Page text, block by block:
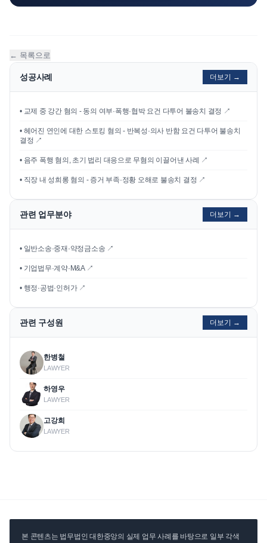
← 목록으로
성공사례 더보기 →
• 교제 중 강간 혐의 - 동의 여부·폭행·협박 요건 다투어 불송치 결정 ↗
• 헤어진 연인에 대한 스토킹 혐의 - 반복성·의사 반함 요건 다투어 불송치
결정 ↗
• 음주 폭행 혐의, 초기 법리 대응으로 무혐의 이끌어낸 사례 ↗
• 직장 내 성희롱 혐의 - 증거 부족·정황 오해로 불송치 결정 ↗
관련 업무분야 더보기 →
• 일반소송·중재·약정금소송 ↗
• 기업법무·계약·M&A ↗
• 행정·공법·인허가 ↗
관련 구성원 더보기 →
한병철
LAWYER
하영우
LAWYER
고강희
LAWYER
본 콘텐츠는 법무법인 대한중앙의 실제 업무 사례를 바탕으로 일부 각색